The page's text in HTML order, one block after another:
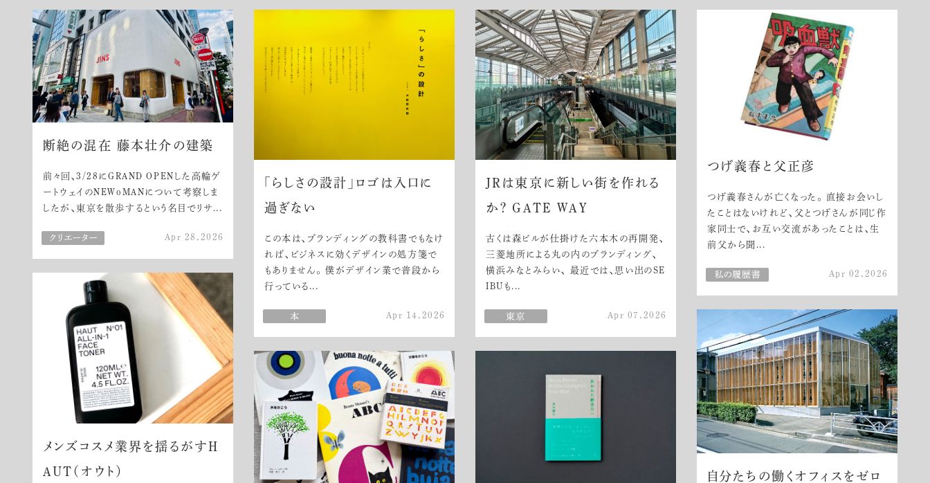
断絶の混在 藤本壮介の建築
前々回、3/28にGRAND OPENした高輪ゲ
ートウェイのNEWoMANについて考察しま
したが、東京を散歩するという名目でリサ...
Apr 28,2026
「らしさの設計」ロゴは入口に
過ぎない
この本は、ブランディングの教科書でもなけ
れば、ビジネスに効くデザインの処方箋で
もありません。 僕がデザイン業で普段から
行っている...
Apr 14,2026
JRは東京に新しい街を作れる
か？ GATE WAY
古くは森ビルが仕掛けた六本木の再開発、
三菱地所による丸の内のブランディング、
横浜みなとみらい、 最近では、思い出のSE
IBUも...
Apr 07,2026
つげ義春と父正彦
つげ義春さんが亡くなった。 直接お会いし
たことはないけれど、父とつげさんが同じ作
家同士で、お互い交流があったことは、生
前父から聞...
Apr 02,2026
メンズコスメ業界を揺るがすH
AUT（オウト）
自分たちの働くオフィスをゼロ